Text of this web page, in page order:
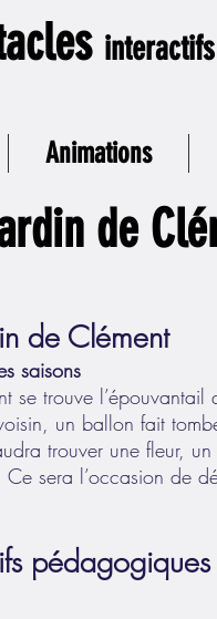
interactifs
Animations
de
de Clément
saisons
se trouve l’épouvantail
un ballon fait
trouver une fleur,
sera l’occasion de